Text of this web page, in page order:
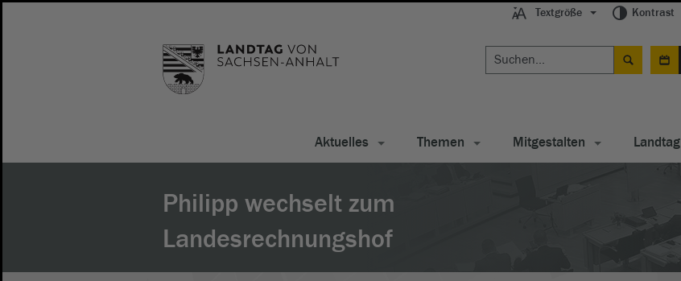
Textgröße Kontrast
Aktuelles Themen Mitgestalten Landtag
Philipp wechselt zum
Landesrechnungshof